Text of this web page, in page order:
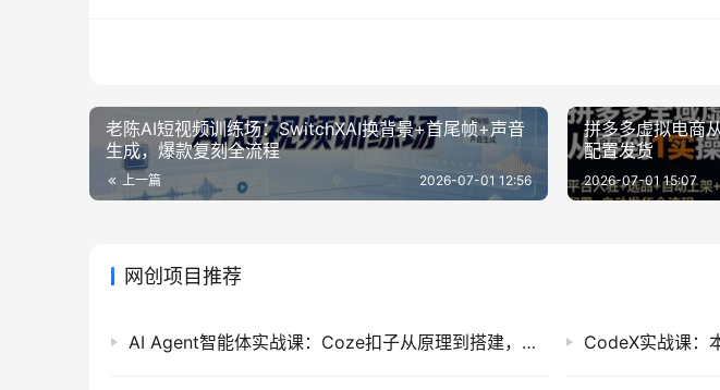
老陈AI短视频训练场：SwitchXAI换背景+首尾帧+声音
生成，爆款复刻全流程
上一篇 2026-07-01 12:56
拼多多虚拟电商
配置发货
2026-07-01 15:07
网创项目推荐
AI Agent智能体实战课：Coze扣子从原理到搭建，零基础学会工作流与RAG知识库